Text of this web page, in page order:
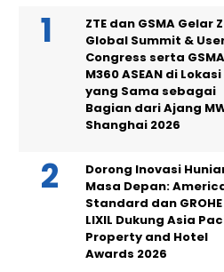
ZTE dan GSMA Gelar
Global Summit &
Congress serta GSMA
M360 ASEAN di Lokasi
yang Sama sebagai
Bagian dari Ajang
Shanghai 2026
Dorong Inovasi
Masa Depan:
Standard dan
LIXIL Dukung Asia
Property and Hotel
Awards 2026